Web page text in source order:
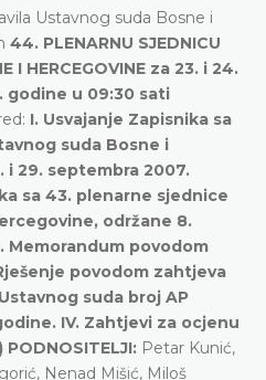
Ustavnog suda Bosne i
44. PLENARNU SJEDNICU
I HERCEGOVINE za 23. i 24.
godine u 09:30 sati
I. Usvajanje Zapisnika sa
suda Bosne i
i 29. septembra 2007.
sa 43. plenarne sjednice
održane 8.
Memorandum povodom
povodom zahtjeva
suda broj AP
IV. Zahtjevi za ocjenu
Petar Kunić,
Nenad Mišić, Miloš